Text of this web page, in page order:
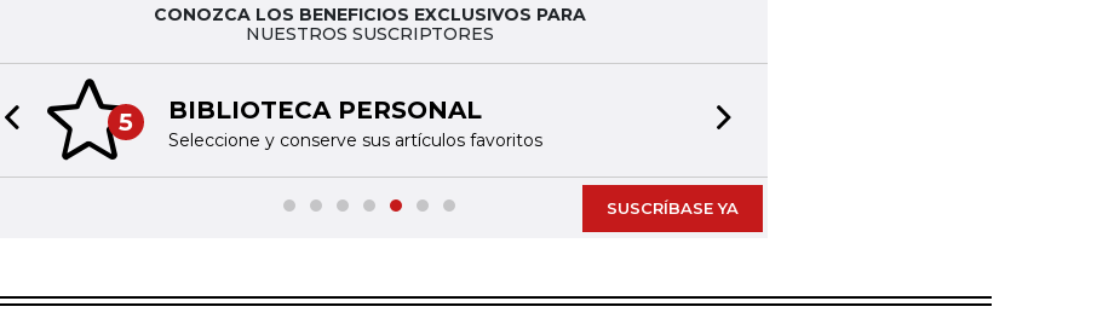
CONOZCA LOS BENEFICIOS EXCLUSIVOS PARA
NUESTROS SUSCRIPTORES
5 BIBLIOTECA PERSONAL
Seleccione y conserve sus artículos favoritos
Previous slide
SUSCRÍBASE YA